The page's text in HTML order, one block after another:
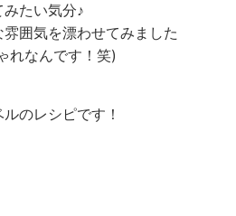
たい気分♪
囲気を漂わせてみました
れなんです！笑)
のレシピです！